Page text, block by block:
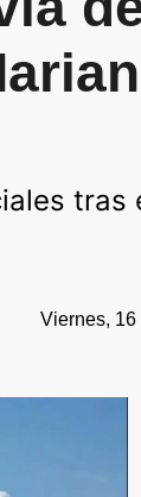
Viernes, 16